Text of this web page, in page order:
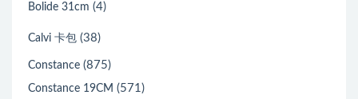
Bolide 31cm (4)
Calvi 卡包 (38)
Constance (875)
Constance 19CM (571)